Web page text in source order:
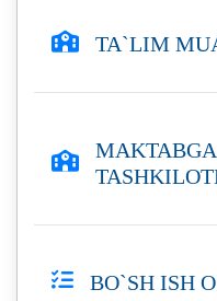
TA`LIM
BO`SH ISH